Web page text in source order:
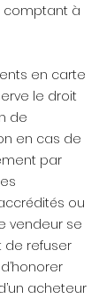
comptant à
en carte
le droit
de
en cas de
par
ou
vendeur se
de refuser
acheteur